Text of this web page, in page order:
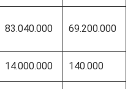
83.040.000 69.200.000
14.000.000 140.000